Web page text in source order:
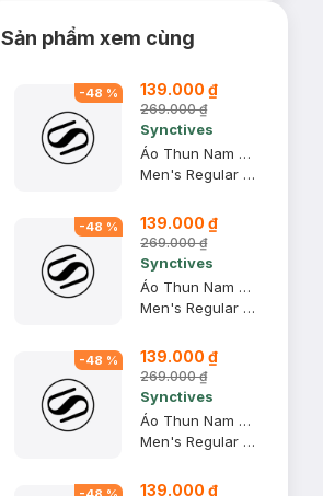
Sản phẩm xem cùng
-48 % 139.000 ₫
269.000 ₫
Synctives
Áo Thun Nam Regular Fit, Xanh Khói, XS - CMTS0028
Men's Regular Fit T-shirt
-48 % 139.000 ₫
269.000 ₫
Synctives
Áo Thun Nam Regular Fit, Be, XS - CMTS0028
Men's Regular Fit T-shirt
-48 % 139.000 ₫
269.000 ₫
Synctives
Áo Thun Nam Regular Fit, Xanh Khói, XL - CMTS0028
Men's Regular Fit T-shirt
139.000 ₫